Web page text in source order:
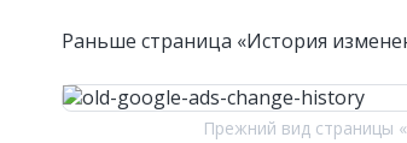
Раньше страница «История
Прежний вид страницы